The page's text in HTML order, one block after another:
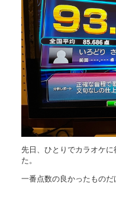
先日、ひとりでカラオケ
た。
一番点数の良かったもの